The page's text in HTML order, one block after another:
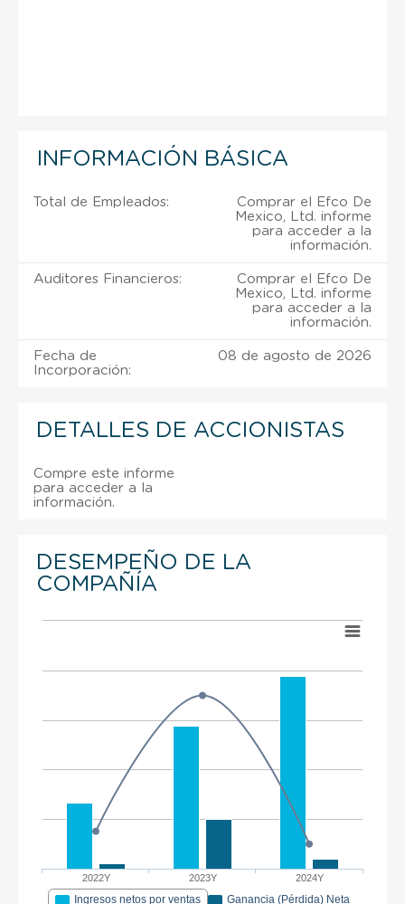
INFORMACIÓN BÁSICA
Total de Empleados:
Comprar el Efco De
Mexico, Ltd. informe
para acceder a la
información.
Auditores Financieros:
Comprar el Efco De
Mexico, Ltd. informe
para acceder a la
información.
Fecha de
Incorporación:
08 de agosto de 2026
DETALLES DE ACCIONISTAS
Compre este informe
para acceder a la
información.
DESEMPEÑO DE LA
COMPAÑÍA
2022Y 2023Y 2024Y
Ingresos netos por ventas Ganancia (Pérdida) Neta